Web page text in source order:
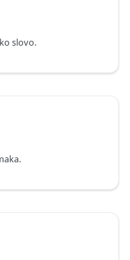
slovo.